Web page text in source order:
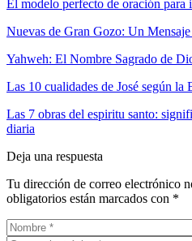
El modelo perfecto de oración
Nuevas de Gran Gozo: Un
Yahweh: El Nombre Sagrado de
Las 10 cualidades de José según la
Las 7 obras del espiritu santo:
diaria
Deja una respuesta
Tu dirección de correo electrónico
obligatorios están marcados con *